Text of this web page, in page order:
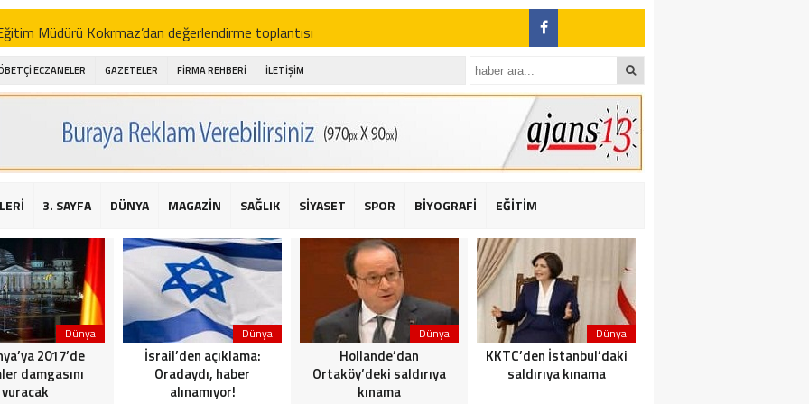
Müdürü Kokrmaz’dan değerlendirme toplantısı
Alibeyoğlu, Aile Destek Merkezini ziyaret etti
ıhlamur piyasalarda
şehitleri için bayraklı kayak gösterileri düzenlenecek
için yardım kermesi
2016 yılı değerlendirmesi
Sarıyer Çayırbaşı Cezayirli Hasan Paşa Camii’nde silahlı saldırı: 2 yaralı
Bahçeli’den Reina’ya düzenlenen terör saldırısına ilişkin açıklama
ECZANELER GAZETELER FİRMA REHBERİ İLETİŞİM
3. SAYFA DÜNYA MAGAZİN SAĞLIK SİYASET SPOR BİYOGRAFİ EĞİTİM
Dünya
2017’de
damgasını
vuracak
Dünya
İsrail’den açıklama:
Oradaydı, haber
alınamıyor!
Dünya
Hollande’dan
Ortaköy’deki saldırıya
kınama
Dünya
KKTC’den İstanbul’daki
saldırıya kınama